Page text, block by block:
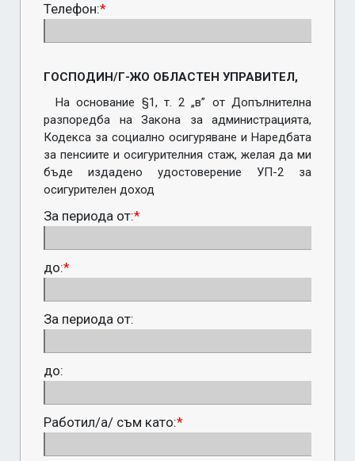
Телефон:*
ГОСПОДИН/Г-ЖО ОБЛАСТЕН УПРАВИТЕЛ,
На основание §1, т. 2 „в” от Допълнителна
разпоредба на Закона за администрацията,
Кодекса за социално осигуряване и Наредбата
за пенсиите и осигурителния стаж, желая да ми
бъде издадено удостоверение УП-2 за
осигурителен доход
За периода от:*
до:*
За периода от:
до:
Работил/а/ съм като:*